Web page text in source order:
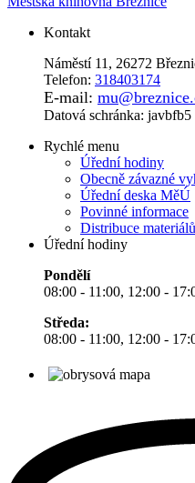
Kontakt
Náměstí 11, 26272
Telefon: 318403174
E-mail:
Datová schránka: javbfb5
Rychlé menu
Úřední hodiny
Obecně závazné
Úřední deska MěÚ
Povinné informace
Distribuce
Úřední hodiny
Pondělí
08:00 - 11:00, 12:00 -
Středa:
08:00 - 11:00, 12:00 -